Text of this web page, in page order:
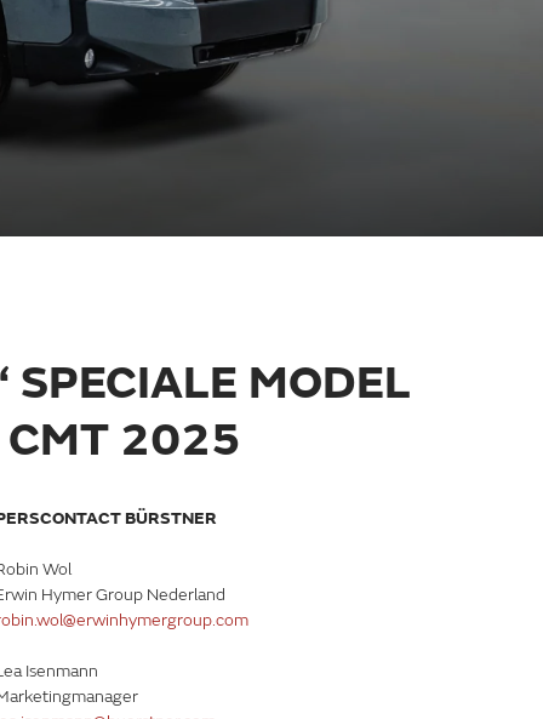
SPECIALE MODEL
CMT 2025
BÜRSTNER
Wol
Hymer Group Nederland
Isenmann